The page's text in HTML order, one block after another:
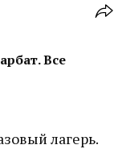
Все
лагерь.